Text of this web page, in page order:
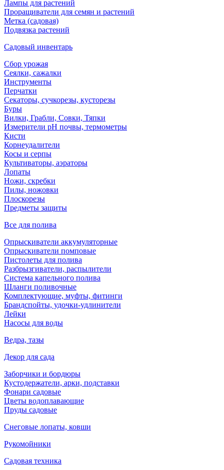
Лампы для растений
Проращиватели для семян и растений
Метка (садовая)
Подвязка растений
Садовый инвентарь
Сбор урожая
Сеялки, сажалки
Инструменты
Перчатки
Секаторы, сучкорезы, кусторезы
Буры
Вилки, Грабли, Совки, Тяпки
Измерители pH почвы, термометры
Кисти
Корнеудалители
Косы и серпы
Культиваторы, аэраторы
Лопаты
Ножи, скребки
Пилы, ножовки
Плоскорезы
Предметы защиты
Все для полива
Опрыскиватели аккумуляторные
Опрыскиватели помповые
Пистолеты для полива
Разбрызгиватели, распылители
Система капельного полива
Шланги поливочные
Комплектующие, муфты, фитинги
Брандспойты, удочки-удлинители
Лейки
Насосы для воды
Ведра, тазы
Декор для сада
Заборчики и бордюры
Кустодержатели, арки, подставки
Фонари садовые
Цветы водоплавающие
Пруды садовые
Снеговые лопаты, ковши
Рукомойники
Садовая техника